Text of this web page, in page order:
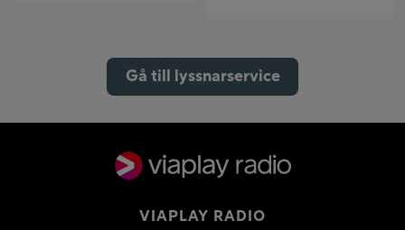
Gå till lyssnarservice
VIAPLAY RADIO